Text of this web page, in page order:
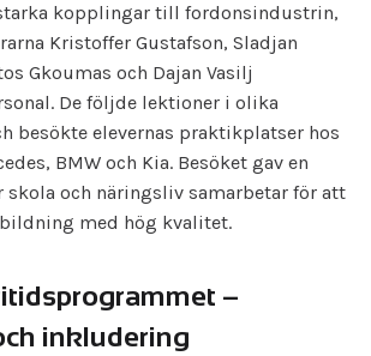
kopplingar till fordonsindustrin,
Kristoffer Gustafson, Sladjan
Gkoumas och Dajan Vasilj
De följde lektioner i olika
besökte elevernas praktikplatser hos
BMW och Kia. Besöket gav en
och näringsliv samarbetar för att
med hög kvalitet.
–
inkludering